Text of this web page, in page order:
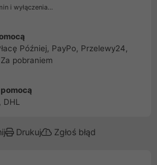
i wyłączenia...
Później, PayPo, Przelewy24,
pobraniem
Drukuj Zgłoś błąd